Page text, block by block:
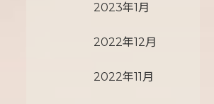
2023年1月
2022年12月
2022年11月